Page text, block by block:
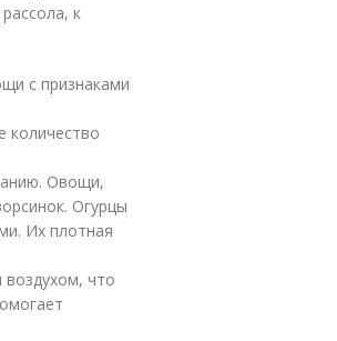
к
с признаками
количество
Овощи,
Огурцы
Их плотная
воздухом, что